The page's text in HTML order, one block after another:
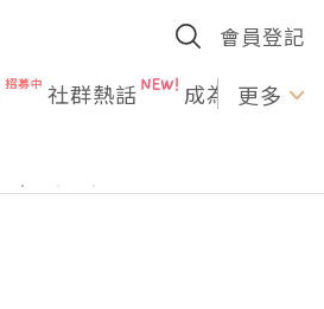
會員登記
社群熱話 成為U更多